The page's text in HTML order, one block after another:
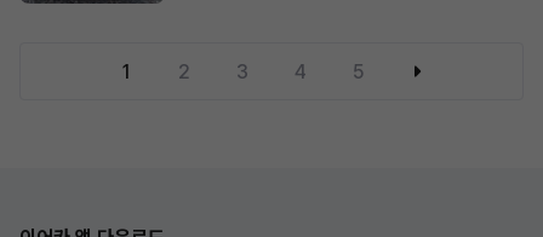
1 2 3 4 5